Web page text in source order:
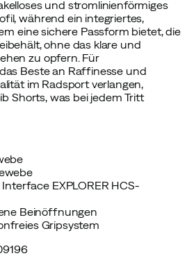
und stromlinienförmiges
während ein integriertes,
eine sichere Passform bietet, die
ohne das klare und
zu opfern. Für
Beste an Raffinesse und
im Radsport verlangen,
Shorts, was bei jedem Tritt
EXPLORER HCS-
Beinöffnungen
Gripsystem